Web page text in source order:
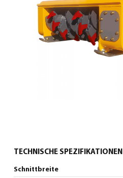
TECHNISCHE SPEZIFIKATIONEN
Schnittbreite